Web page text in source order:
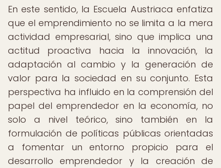
En este sentido, la Escuela Austriaca enfatiza
que el emprendimiento no se limita a la mera
actividad empresarial, sino que implica una
actitud proactiva hacia la innovación, la
adaptación al cambio y la generación de
valor para la sociedad en su conjunto. Esta
perspectiva ha influido en la comprensión del
papel del emprendedor en la economía, no
solo a nivel teórico, sino también en la
formulación de políticas públicas orientadas
a fomentar un entorno propicio para el
desarrollo emprendedor y la creación de